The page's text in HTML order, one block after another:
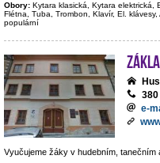
Obory: Kytara klasická, Kytara elektrická,
Flétna, Tuba, Trombon, Klavír, El.
populární
e-
Vyučujeme žáky v hudebním, tanečním